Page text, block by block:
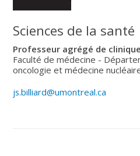
Sciences de la santé
Professeur agrégé de clinique
Faculté de médecine -
oncologie et médecine
js.billiard@umontreal.ca